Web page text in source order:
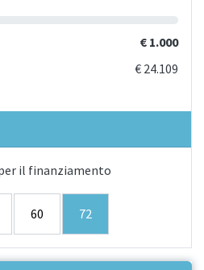
€ 1.000
€ 24.109
il finanziamento
60 72